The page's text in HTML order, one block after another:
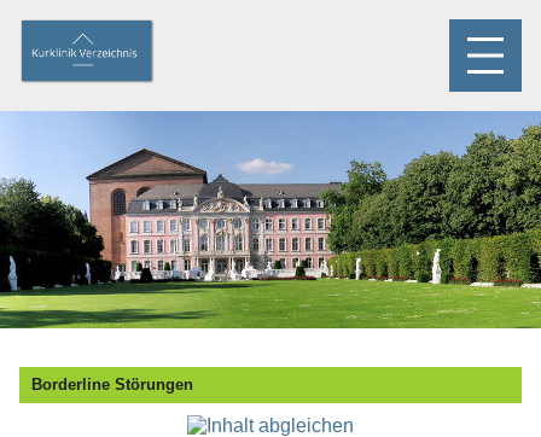
Borderline Störungen